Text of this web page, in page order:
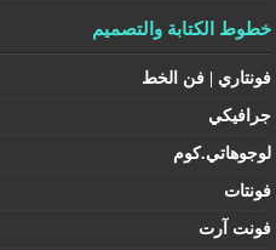
خطوط الكتابة والتصميم
فونتاري | فن الخط
جرافيكي
لوجوهاتي.كوم
فونتات
فونت آرت